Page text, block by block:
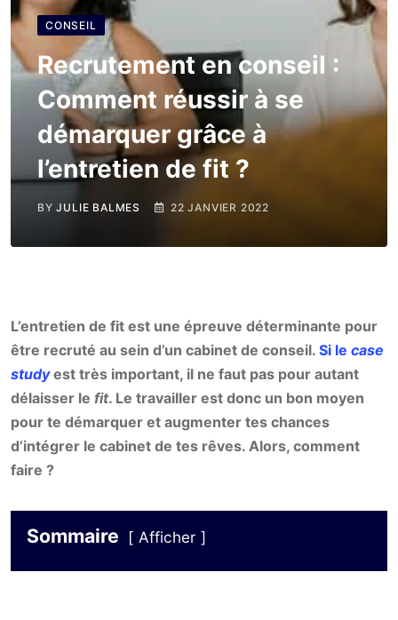
CONSEIL
Recrutement en conseil :
Comment réussir à se
démarquer grâce à
l’entretien de fit ?
BYJULIE BALMES 22 JANVIER 2022
L’entretien de fit est une épreuve déterminante pour
être recruté au sein d’un cabinet de conseil. Si le case
studyest très important, il ne faut pas pour autant
délaisser le fit. Le travailler est donc un bon moyen
pour te démarquer et augmenter tes chances
d’intégrer le cabinet de tes rêves. Alors, comment
faire ?
Sommaire Afficher